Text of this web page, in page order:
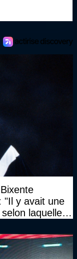
"Il y avait une
laquelle il